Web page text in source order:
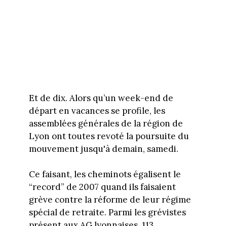
Et de dix. Alors qu’un week-end de
départ en vacances se profile, les
assemblées générales de la région de
Lyon ont toutes revoté la poursuite du
mouvement jusqu'à demain, samedi.
Ce faisant, les cheminots égalisent le
“record” de 2007 quand ils faisaient
grève contre la réforme de leur régime
spécial de retraite. Parmi les grévistes